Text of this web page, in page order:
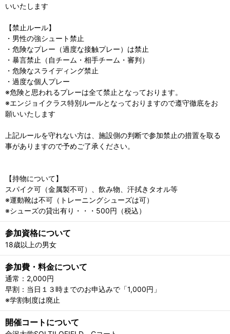
いいたします
【禁止ルール】
・男性の強シュート禁止
・危険なプレー（過度な接触プレー）は禁止
・暴言禁止（自チーム・相手チーム・審判）
・危険なスライディング禁止
・過度な個人プレー
※危険と思われるプレーは全て禁止となっております。
※エンジョイクラス特別ルールとなっておりますので遵守徹底をお
願いいたします
上記ルールを守れない方は、施設側の判断で参加禁止の措置を取る
事がありますので予めご了承ください。
【持物について】
スパイク可（金属製不可）、飲み物、汗拭きタオル等
※運動靴は不可（トレーニングシューズは可）
※シューズの貸出有り・・・500円（税込）
参加資格について
18歳以上の男女
参加費・料金について
通常：2,000円
早割：当日１３時までのお申込みで「1,000円」
※学割制度は廃止
開催コートについて